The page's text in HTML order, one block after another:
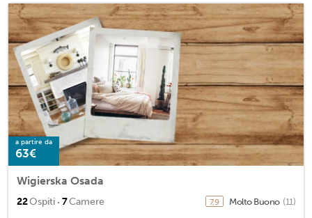
a partire da
63€
Wigierska Osada
22Ospiti · 7Camere 7,9 Molto Buono (11)